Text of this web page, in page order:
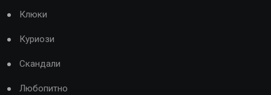
Клюки
Куриози
Скандали
Любопитно